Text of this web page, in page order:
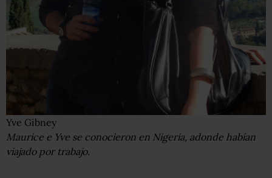
Yve Gibney
Maurice e Yve se conocieron en Nigeria, adonde habían
viajado por trabajo.